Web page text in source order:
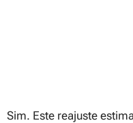
Sim. Este reajuste